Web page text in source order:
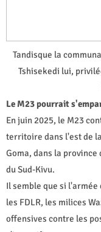
Tandisque la
Tshisekedi lui,
Le M23 pourrait
En juin 2025, le M23
territoire dans l'est de
Goma, dans la
du Sud-Kivu.
Il semble que si
les FDLR, les milices
offensives contre les